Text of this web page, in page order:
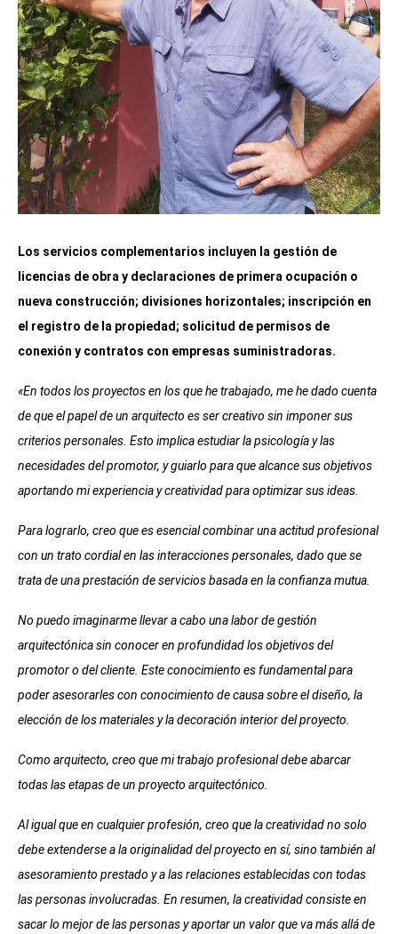
Los servicios complementarios incluyen la gestión de
licencias de obra y declaraciones de primera ocupación o
nueva construcción; divisiones horizontales; inscripción en
el registro de la propiedad; solicitud de permisos de
conexión y contratos con empresas suministradoras.
«En todos los proyectos en los que he trabajado, me he dado cuenta
de que el papel de un arquitecto es ser creativo sin imponer sus
criterios personales. Esto implica estudiar la psicología y las
necesidades del promotor, y guiarlo para que alcance sus objetivos
aportando mi experiencia y creatividad para optimizar sus ideas.
Para lograrlo, creo que es esencial combinar una actitud profesional
con un trato cordial en las interacciones personales, dado que se
trata de una prestación de servicios basada en la confianza mutua.
No puedo imaginarme llevar a cabo una labor de gestión
arquitectónica sin conocer en profundidad los objetivos del
promotor o del cliente. Este conocimiento es fundamental para
poder asesorarles con conocimiento de causa sobre el diseño, la
elección de los materiales y la decoración interior del proyecto.
Como arquitecto, creo que mi trabajo profesional debe abarcar
todas las etapas de un proyecto arquitectónico.
Al igual que en cualquier profesión, creo que la creatividad no solo
debe extenderse a la originalidad del proyecto en sí, sino también al
asesoramiento prestado y a las relaciones establecidas con todas
las personas involucradas. En resumen, la creatividad consiste en
sacar lo mejor de las personas y aportar un valor que va más allá de